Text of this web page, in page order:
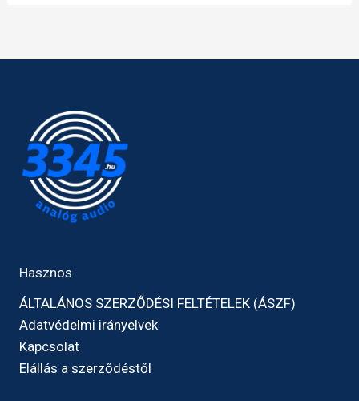
Hasznos
ÁLTALÁNOS SZERZŐDÉSI FELTÉTELEK (ÁSZF)
Adatvédelmi irányelvek
Kapcsolat
Elállás a szerződéstől